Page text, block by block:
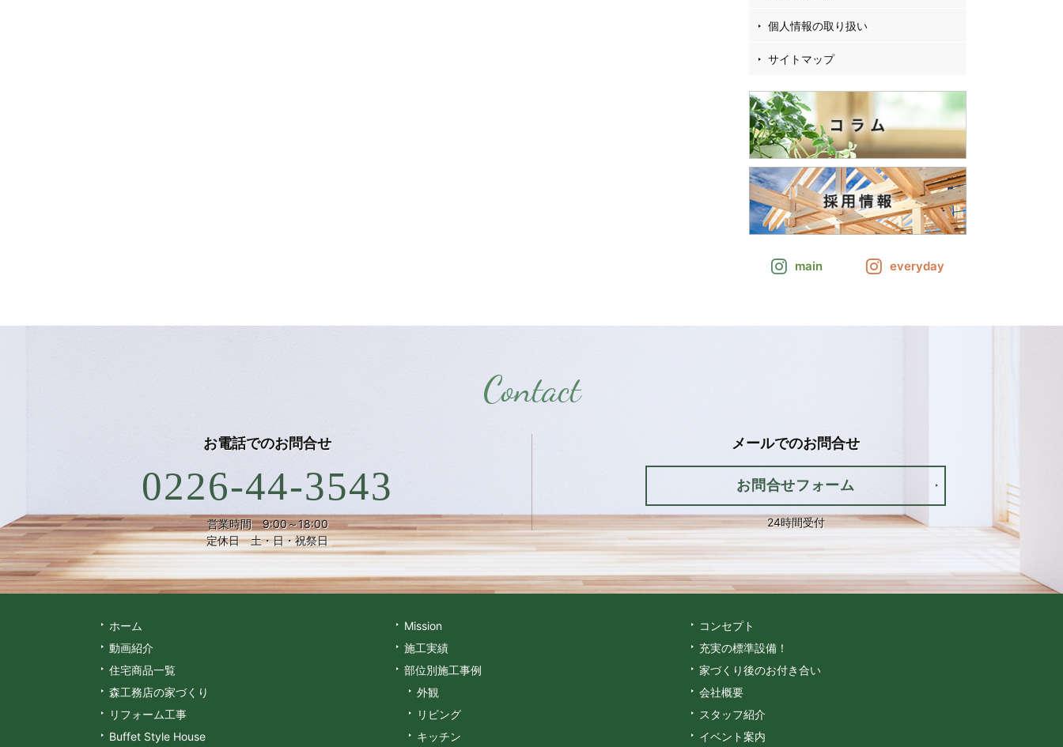
個人情報の取り扱い
サイトマップ
main everyday
Contact
お電話でのお問合せ
0226-44-3543
営業時間 9:00～18:00
定休日 土・日・祝祭日
メールでのお問合せ
お問合せフォーム
24時間受付
ホーム
動画紹介
住宅商品一覧
森工務店の家づくり
リフォーム工事
Buffet Style House
Mission
施工実績
部位別施工事例
外観
リビング
キッチン
コンセプト
充実の標準設備！
家づくり後のお付き合い
会社概要
スタッフ紹介
イベント案内